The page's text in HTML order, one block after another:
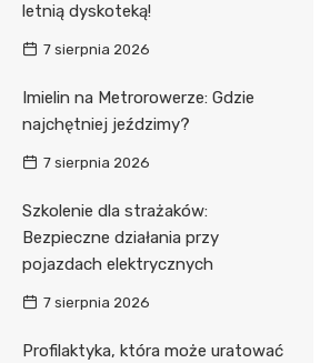
letnią dyskoteką!
7 sierpnia 2026
Imielin na Metrorowerze: Gdzie
najchętniej jeździmy?
7 sierpnia 2026
Szkolenie dla strażaków:
Bezpieczne działania przy
pojazdach elektrycznych
7 sierpnia 2026
Profilaktyka, która może uratować